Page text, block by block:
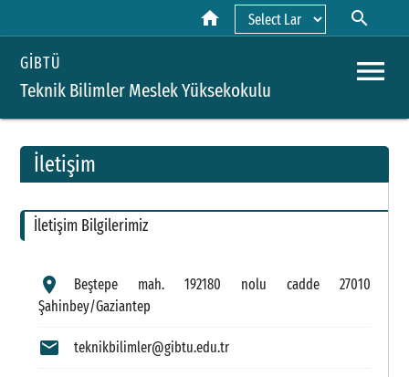
home search
GİBTÜ
Teknik Bilimler Meslek Yüksekokulu
menu
İletişim
İletişim Bilgilerimiz
location_on
Beştepe mah. 192180 nolu cadde 27010
Şahinbey/Gaziantep
mail teknikbilimler@gibtu.edu.tr